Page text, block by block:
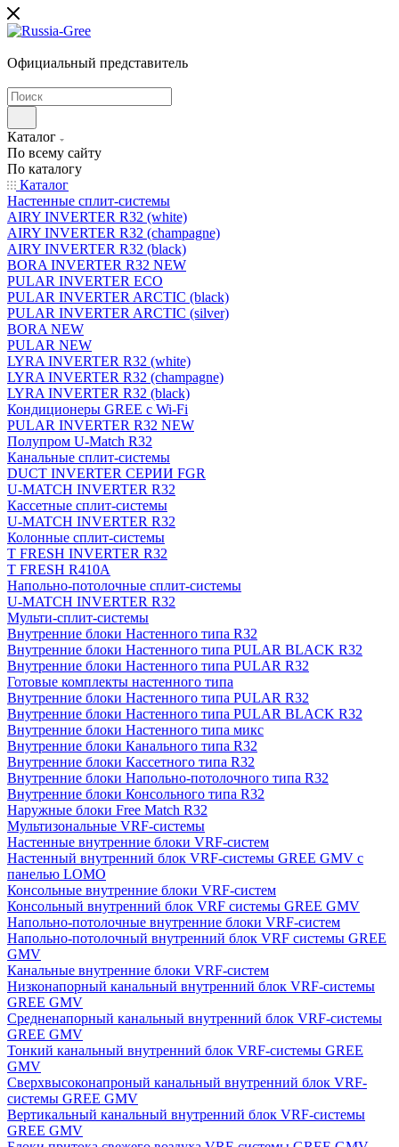
Официальный представитель
Каталог
По всему сайту
По каталогу
Каталог
Настенные сплит-системы
AIRY INVERTER R32 (white)
AIRY INVERTER R32 (champagne)
AIRY INVERTER R32 (black)
BORA INVERTER R32 NEW
PULAR INVERTER ECO
PULAR INVERTER ARCTIC (black)
PULAR INVERTER ARCTIC (silver)
BORA NEW
PULAR NEW
LYRA INVERTER R32 (white)
LYRA INVERTER R32 (champagne)
LYRA INVERTER R32 (black)
Кондиционеры GREE с Wi-Fi
PULAR INVERTER R32 NEW
Полупром U-Match R32
Канальные сплит-системы
DUCT INVERTER СЕРИИ FGR
U-MATCH INVERTER R32
Кассетные сплит-системы
U-MATCH INVERTER R32
Колонные сплит-системы
T FRESH INVERTER R32
T FRESH R410A
Напольно-потолочные сплит-системы
U-MATCH INVERTER R32
Мульти-сплит-системы
Внутренние блоки Настенного типа R32
Внутренние блоки Настенного типа PULAR BLACK R32
Внутренние блоки Настенного типа PULAR R32
Готовые комплекты настенного типа
Внутренние блоки Настенного типа PULAR R32
Внутренние блоки Настенного типа PULAR BLACK R32
Внутренние блоки Настенного типа микс
Внутренние блоки Канального типа R32
Внутренние блоки Кассетного типа R32
Внутренние блоки Напольно-потолочного типа R32
Внутренние блоки Консольного типа R32
Наружные блоки Free Match R32
Мультизональные VRF-системы
Настенные внутренние блоки VRF-систем
Настенный внутренний блок VRF-системы GREE GMV с
панелью LOMO
Консольные внутренние блоки VRF-систем
Консольный внутренний блок VRF системы GREE GMV
Напольно-потолочные внутренние блоки VRF-систем
Напольно-потолочный внутренний блок VRF системы GREE
GMV
Канальные внутренние блоки VRF-систем
Низконапорный канальный внутренний блок VRF-системы
GREE GMV
Средненапорный канальный внутренний блок VRF-системы
GREE GMV
Тонкий канальный внутренний блок VRF-системы GREE
GMV
Сверхвысоконапроный канальный внутренний блок VRF-
системы GREE GMV
Вертикальный канальный внутренний блок VRF-системы
GREE GMV